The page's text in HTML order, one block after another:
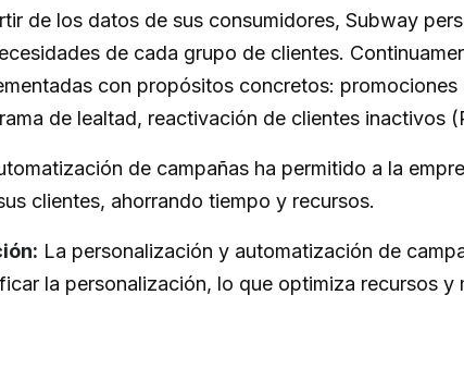
de los datos de sus consumidores, Subway
de cada grupo de clientes.
con propósitos concretos:
de lealtad, reactivación de clientes inactivos
de campañas ha permitido a la
clientes, ahorrando tiempo y recursos.
La personalización y automatización de
la personalización, lo que optimiza recursos